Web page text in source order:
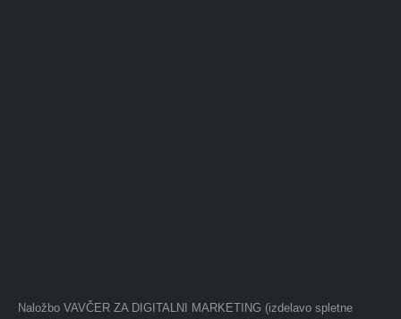
Naložbo VAVČER ZA DIGITALNI MARKETING (izdelavo spletne